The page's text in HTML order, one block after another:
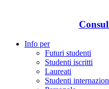
Info per
Futuri studenti
Studenti iscritti
Laureati
Studenti